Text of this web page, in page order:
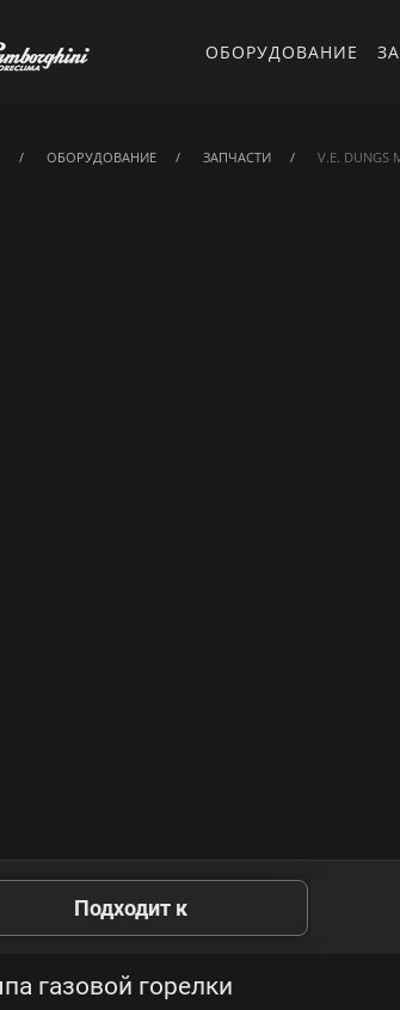
ОБОРУДОВАНИЕ
ОБОРУДОВАНИЕ ЗАПЧАСТИ V.E. DUNGS
Подходит к
газовой горелки